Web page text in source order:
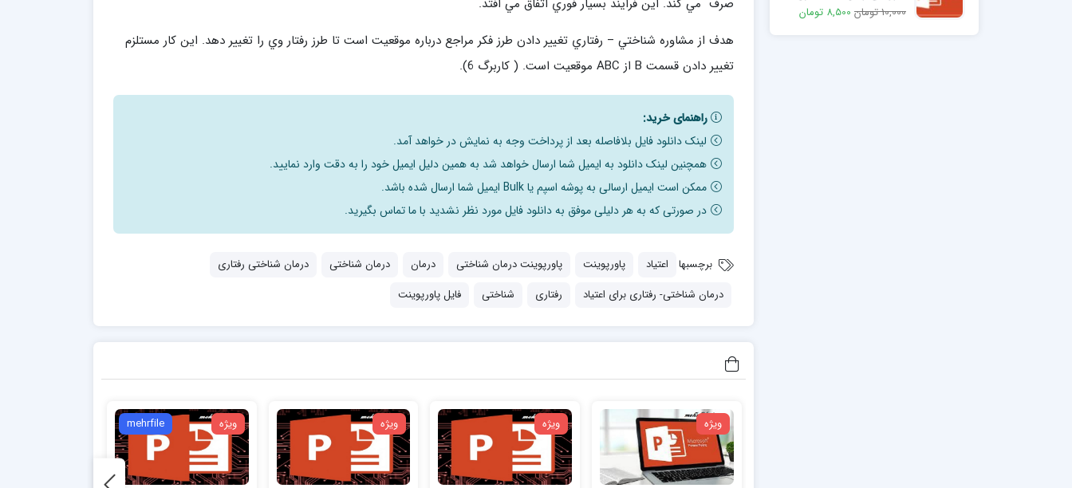
صرف مي كند. اين فرايند بسيار فوري اتفاق مي افتد.
هدف از مشاوره شناختي – رفتاري تغيير دادن طرز فكر مراجع درباره موقعيت است تا طرز رفتار وي را تغيير دهد. اين كار مستلزم
تغيير دادن قسمت B از ABC موقعيت است. ( كاربرگ 6).
راهنمای خرید:
لینک دانلود فایل بلافاصله بعد از پرداخت وجه به نمایش در خواهد آمد.
همچنین لینک دانلود به ایمیل شما ارسال خواهد شد به همین دلیل ایمیل خود را به دقت وارد نمایید.
ممکن است ایمیل ارسالی به پوشه اسپم یا Bulk ایمیل شما ارسال شده باشد.
در صورتی که به هر دلیلی موفق به دانلود فایل مورد نظر نشدید با ما تماس بگیرید.
برچسبها اعتیاد پاورپوینت پاورپوینت درمان شناختی درمان درمان شناختی
درمان شناختی رفتاری
درمان شناختی- رفتاری برای اعتیاد
رفتاری شناختی فایل پاورپوینت
ویژه ویژه ویژه ویژه mehrfile
برای کاهش خطر لخته شدن
10,000 تومان 8,500 تومان